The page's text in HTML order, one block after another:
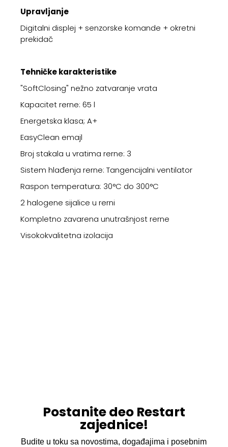
Upravljanje
Digitalni displej + senzorske komande + okretni
prekidač
Tehničke karakteristike
"SoftClosing" nežno zatvaranje vrata
Kapacitet rerne: 65 l
Energetska klasa; A+
EasyClean emajl
Broj stakala u vratima rerne: 3
Sistem hlađenja rerne: Tangencijalni ventilator
Raspon temperatura: 30°C do 300°C
2 halogene sijalice u rerni
Kompletno zavarena unutrašnjost rerne
Visokokvalitetna izolacija
Postanite deo Restart
zajednice!
Budite u toku sa novostima, događajima i posebnim